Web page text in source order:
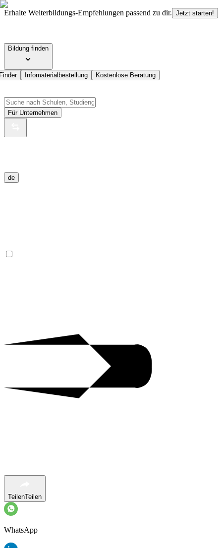
Erhalte Weiterbildungs-Empfehlungen passend zu dir. Jetzt starten!
Bildung finden
Infomaterialbestellung Kostenlose Beratung
Für Unternehmen
de
TeilenTeilen
WhatsApp